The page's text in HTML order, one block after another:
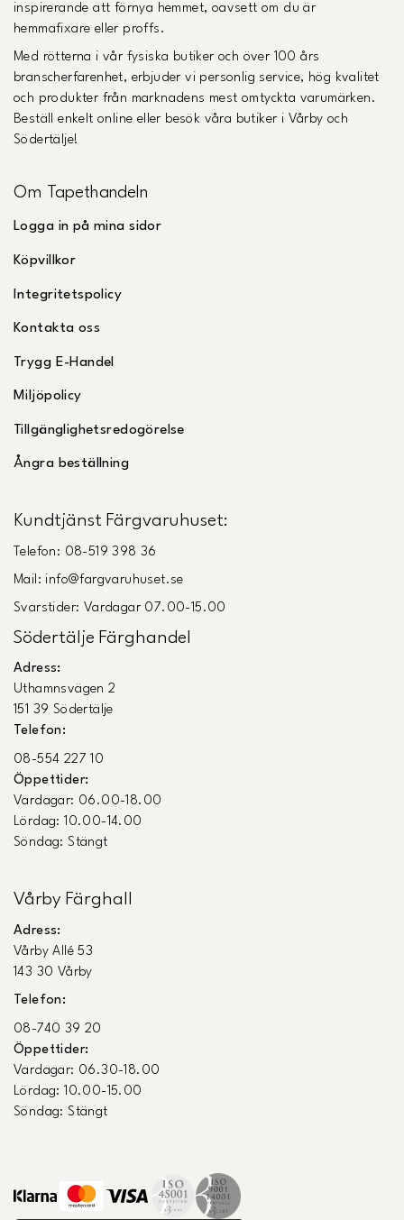
inspirerande att förnya hemmet, oavsett om du är
hemmafixare eller proffs.
Med rötterna i vår fysiska butiker och över 100 års
branscherfarenhet, erbjuder vi personlig service, hög kvalitet
och produkter från marknadens mest omtyckta varumärken.
Beställ enkelt online eller besök våra butiker i Vårby och
Södertälje!
Om Tapethandeln
Logga in på mina sidor
Köpvillkor
Integritetspolicy
Kontakta oss
Trygg E-Handel
Miljöpolicy
Tillgänglighetsredogörelse
Ångra beställning
Kundtjänst Färgvaruhuset:
Telefon: 08-519 398 36
Mail: info@fargvaruhuset.se
Svarstider: Vardagar 07.00-15.00
Södertälje Färghandel
Adress:
Uthamnsvägen 2
151 39 Södertälje
Telefon:
08-554 227 10
Öppettider:
Vardagar: 06.00-18.00
Lördag: 10.00-14.00
Söndag: Stängt
Vårby Färghall
Adress:
Vårby Allé 53
143 30 Vårby
Telefon:
08-740 39 20
Öppettider:
Vardagar: 06.30-18.00
Lördag: 10.00-15.00
Söndag: Stängt